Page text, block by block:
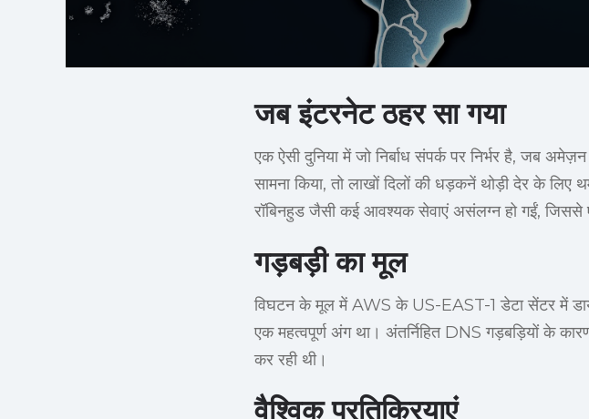
जब इंटरनेट ठहर सा गया
एक ऐसी दुनिया में जो निर्बाध संपर्क पर निर्भर है, जब
सामना किया, तो लाखों दिलों की धड़कनें थोड़ी देर के
रॉबिनहुड जैसी कई आवश्यक सेवाएं असंलग्न हो गईं, जिससे
गड़बड़ी का मूल
विघटन के मूल में AWS के US-EAST-1 डेटा सेंटर में
एक महत्वपूर्ण अंग था। अंतर्निहित DNS गड़बड़ियों के
कर रही थी।
वैश्विक प्रतिक्रियाएं